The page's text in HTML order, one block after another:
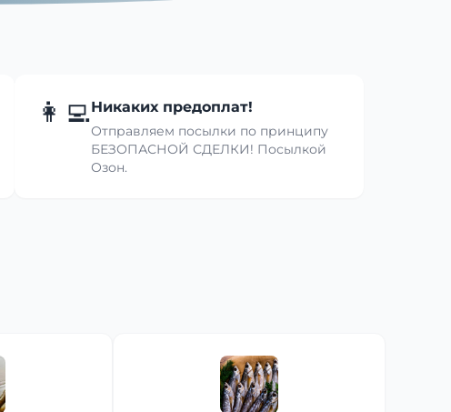
👩‍💻Никаких предоплат!
Отправляем посылки по принципу
БЕЗОПАСНОЙ СДЕЛКИ! Посылкой
Озон.